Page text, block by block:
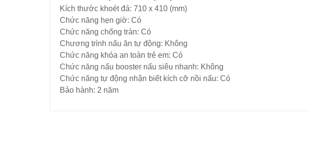
Kích thước khoét đá: 710 x 410 (mm)
Chức năng hẹn giờ: Có
Chức năng chống tràn: Có
Chương trình nấu ăn tự động: Không
Chức năng khóa an toàn trẻ em: Có
Chức năng nấu booster nấu siêu nhanh: Không
Chức năng tự động nhận biết kích cỡ nồi nấu: Có
Bảo hành: 2 năm